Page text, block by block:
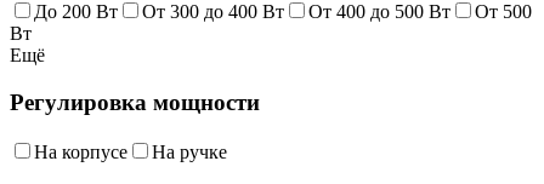
До 200 Вт От 300 до 400 Вт От 400 до 500 Вт
От 500
Вт
Ещё
Регулировка мощности
На корпусе На ручке